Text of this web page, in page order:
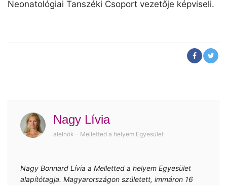
Neonatológiai Tanszéki Csoport vezetője képviseli.
Nagy Lívia
alelnök - Melletted a helyem Egyesület
Nagy Bonnard Lívia a Melletted a helyem Egyesület
alapítótagja. Magyarországon született, immáron 16